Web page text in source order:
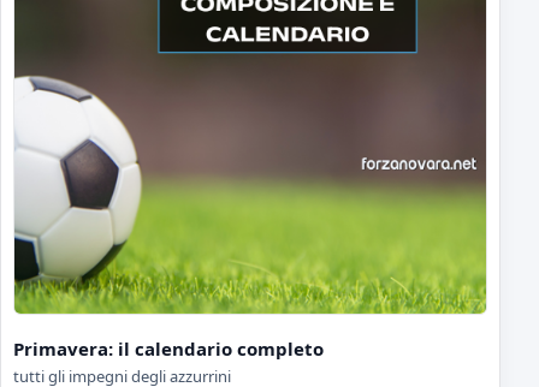
Primavera: il calendario completo
tutti gli impegni degli azzurrini